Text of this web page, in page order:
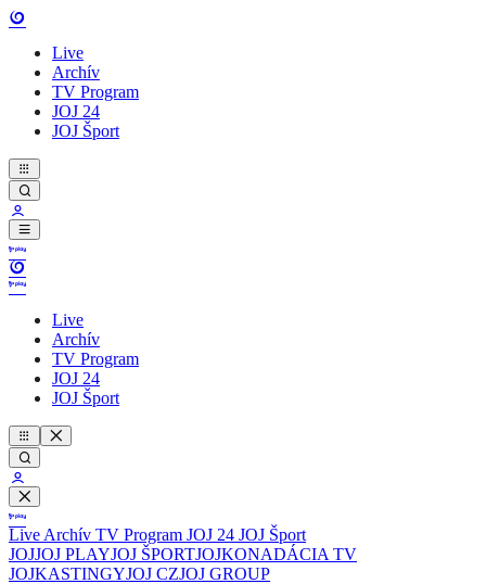
Live
Archív
TV Program
JOJ 24
JOJ Šport
Live
Archív
TV Program
JOJ 24
JOJ Šport
Live Archív TV Program JOJ 24 JOJ Šport
JOJJOJ PLAYJOJ ŠPORTJOJKONADÁCIA TV
JOJKASTINGYJOJ CZJOJ GROUP